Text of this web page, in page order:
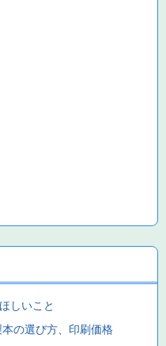
しいこと
本の選び方、印刷価格